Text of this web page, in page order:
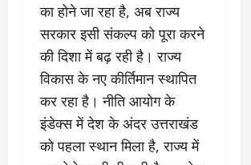
का होने जा रहा है, अब राज्य
सरकार इसी संकल्प को पूरा करने
की दिशा में बढ़ रही है। राज्य
विकास के नए कीर्तिमान स्थापित
कर रहा है। नीति आयोग के
इंडेक्स में देश के अंदर उत्तराखंड
को पहला स्थान मिला है, राज्य में